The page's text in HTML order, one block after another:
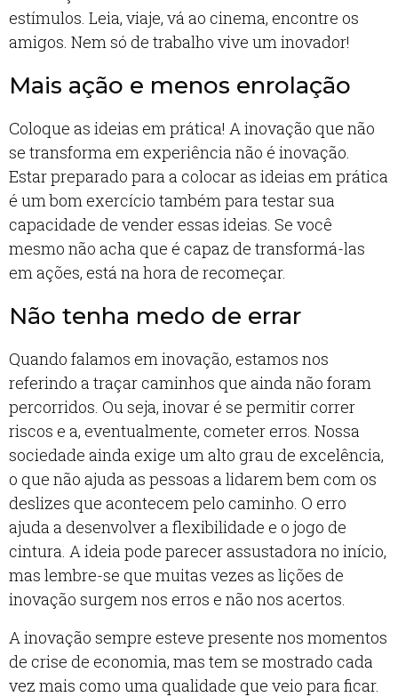
estímulos. Leia, viaje, vá ao cinema, encontre os
amigos. Nem só de trabalho vive um inovador!
Mais ação e menos enrolação
Coloque as ideias em prática! A inovação que não
se transforma em experiência não é inovação.
Estar preparado para a colocar as ideias em prática
é um bom exercício também para testar sua
capacidade de vender essas ideias. Se você
mesmo não acha que é capaz de transformá-las
em ações, está na hora de recomeçar.
Não tenha medo de errar
Quando falamos em inovação, estamos nos
referindo a traçar caminhos que ainda não foram
percorridos. Ou seja, inovar é se permitir correr
riscos e a, eventualmente, cometer erros. Nossa
sociedade ainda exige um alto grau de excelência,
o que não ajuda as pessoas a lidarem bem com os
deslizes que acontecem pelo caminho. O erro
ajuda a desenvolver a flexibilidade e o jogo de
cintura. A ideia pode parecer assustadora no início,
mas lembre-se que muitas vezes as lições de
inovação surgem nos erros e não nos acertos.
A inovação sempre esteve presente nos momentos
de crise de economia, mas tem se mostrado cada
vez mais como uma qualidade que veio para ficar.